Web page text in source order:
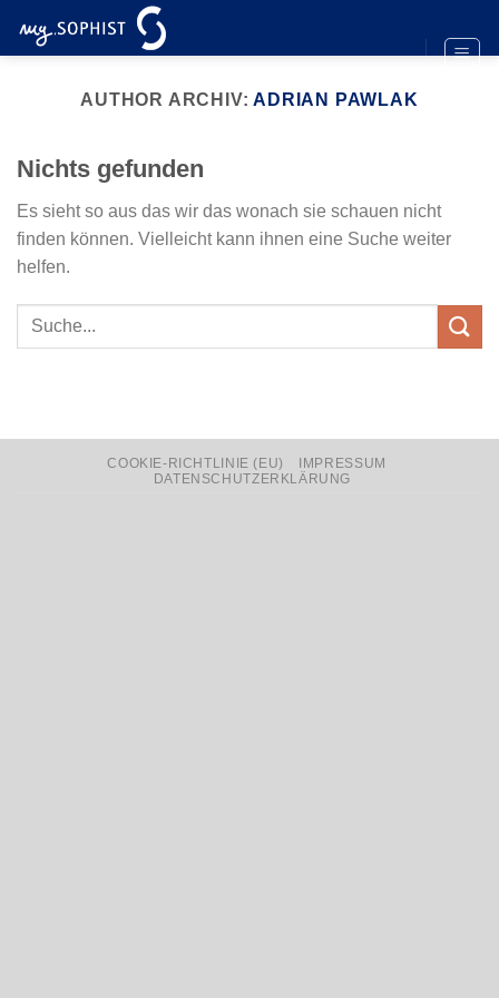
Inhalt
AUTHOR ARCHIV:ADRIAN PAWLAK
Nichts gefunden
Es sieht so aus das wir das wonach sie schauen nicht
finden können. Vielleicht kann ihnen eine Suche weiter
helfen.
COOKIE-RICHTLINIE (EU)
IMPRESSUM
DATENSCHUTZERKLÄRUNG